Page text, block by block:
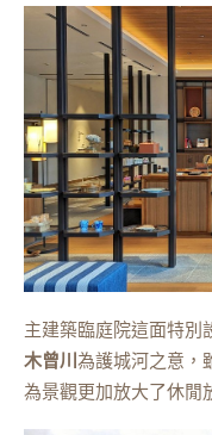
主建築臨庭院這面特別
木曾川為護城河之意，
為景觀更加放大了休閒